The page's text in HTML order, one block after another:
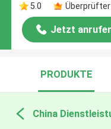
5.0
Jetzt
PRODUKTE